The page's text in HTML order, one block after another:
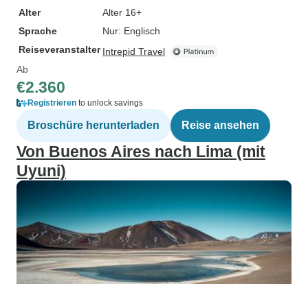
Alter
Alter 16+
Sprache
Nur: Englisch
Reiseveranstalter Intrepid Travel
Ab
€2.360
Registrieren to unlock savings
Broschüre herunterladen Reise ansehen
Von Buenos Aires nach Lima (mit
Uyuni)